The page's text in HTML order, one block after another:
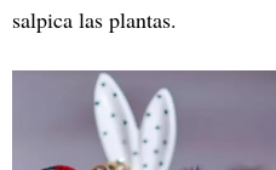
salpica las plantas.